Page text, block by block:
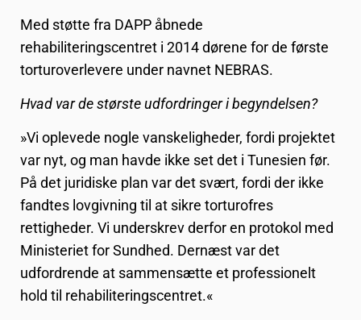
Med støtte fra DAPP åbnede
rehabiliteringscentret i 2014 dørene for de første
torturoverlevere under navnet NEBRAS.
Hvad var de største udfordringer i begyndelsen?
»Vi oplevede nogle vanskeligheder, fordi projektet
var nyt, og man havde ikke set det i Tunesien før.
På det juridiske plan var det svært, fordi der ikke
fandtes lovgivning til at sikre torturofres
rettigheder. Vi underskrev derfor en protokol med
Ministeriet for Sundhed. Dernæst var det
udfordrende at sammensætte et professionelt
hold til rehabiliteringscentret.«